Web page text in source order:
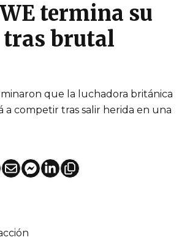
termina su
brutal
que la luchadora británica
a competir tras salir herida en una